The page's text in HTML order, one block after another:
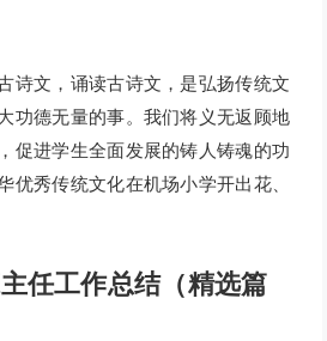
诗文，诵读古诗文，是弘扬传统文
功德无量的事。我们将义无返顾地
促进学生全面发展的铸人铸魂的功
优秀传统文化在机场小学开出花、
任工作总结（精选篇